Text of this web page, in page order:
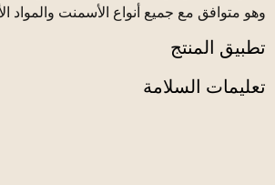
وهو متوافق مع جميع أنواع الأسمنت والمواد
تطبيق المنتج
تعليمات السلامة